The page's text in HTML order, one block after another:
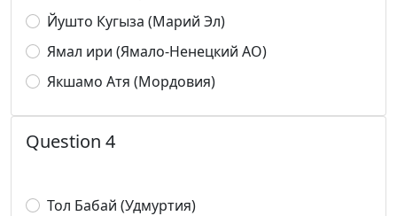
Йушто Кугыза (Марий Эл)
Ямал ири (Ямало-Ненецкий АО)
Якшамо Атя (Мордовия)
Question 4
Тол Бабай (Удмуртия)